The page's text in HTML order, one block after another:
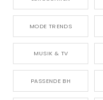
MODE TRENDS
MUSIK & TV
PASSENDE BH